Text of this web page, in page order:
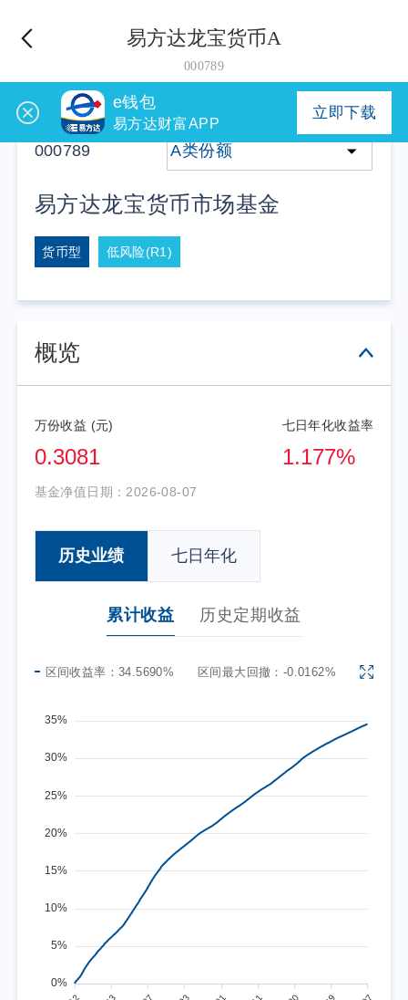
易方达龙宝货币A
000789
000789 A类份额
易方达龙宝货币市场基金
货币型 低风险(R1)
概览
万份收益 (元)
0.3081
七日年化收益率
1.177%
基金净值日期： 2026-08-07
历史业绩 七日年化
累计收益 历史定期收益
区间收益率： 34.5690% 区间最大回撤： -0.0162%
e钱包
易方达财富APP
立即下载